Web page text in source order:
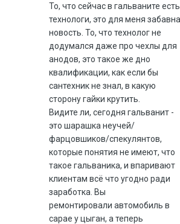
То, что сейчас в гальваните есть
технологи, это для меня
новость. То, что технолог не
додумался даже про чехлы для
анодов, это такое же дно
квалификации, как если бы
сантехник не знал, в какую
сторону гайки крутить.
Видите ли, сегодня гальванит -
это шарашка неучей/
фарцовшиков/спекулянтов,
которые понятия не имеют, что
такое гальваника, и впаривают
клиентам всё что угодно ради
заработка. Вы
ремонтировали автомобиль в
сарае у цыган, а теперь